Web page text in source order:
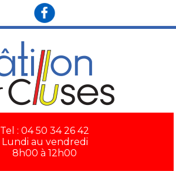
×
Tel : 04 50 34 26 42
Lundi au vendredi
8h00 à 12h00